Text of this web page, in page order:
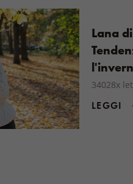
Lana
34028x
LEGGI